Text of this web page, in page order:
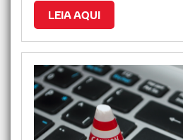
acabamento.
LEIA AQUI